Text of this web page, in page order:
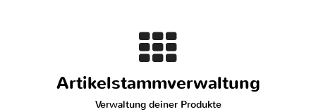
Artikelstammverwaltung
Verwaltung deiner Produkte